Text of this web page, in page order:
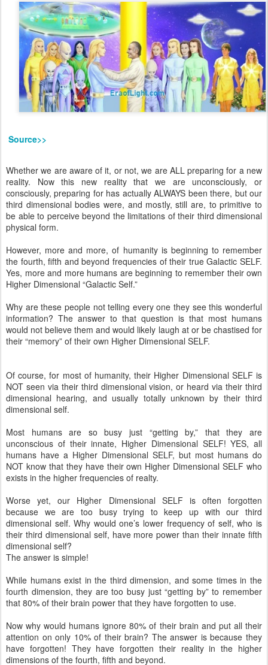
Source>>
Whether we are aware of it, or not, we are ALL preparing for a new
reality. Now this new reality that we are unconsciously, or
consciously, preparing for has actually ALWAYS been there, but our
third dimensional bodies were, and mostly, still are, to primitive to
be able to perceive beyond the limitations of their third dimensional
physical form.
However, more and more, of humanity is beginning to remember
the fourth, fifth and beyond frequencies of their true Galactic SELF.
Yes, more and more humans are beginning to remember their own
Higher Dimensional “Galactic Self.”
Why are these people not telling every one they see this wonderful
information? The answer to that question is that most humans
would not believe them and would likely laugh at or be chastised for
their “memory” of their own Higher Dimensional SELF.
Of course, for most of humanity, their Higher Dimensional SELF is
NOT seen via their third dimensional vision, or heard via their third
dimensional hearing, and usually totally unknown by their third
dimensional self.
Most humans are so busy just “getting by,” that they are
unconscious of their innate, Higher Dimensional SELF! YES, all
humans have a Higher Dimensional SELF, but most humans do
NOT know that they have their own Higher Dimensional SELF who
exists in the higher frequencies of realty.
Worse yet, our Higher Dimensional SELF is often forgotten
because we are too busy trying to keep up with our third
dimensional self. Why would one’s lower frequency of self, who is
their third dimensional self, have more power than their innate fifth
dimensional self?
The answer is simple!
While humans exist in the third dimension, and some times in the
fourth dimension, they are too busy just “getting by” to remember
that 80% of their brain power that they have forgotten to use.
Now why would humans ignore 80% of their brain and put all their
attention on only 10% of their brain? The answer is because they
have forgotten! They have forgotten their reality in the higher
dimensions of the fourth, fifth and beyond.